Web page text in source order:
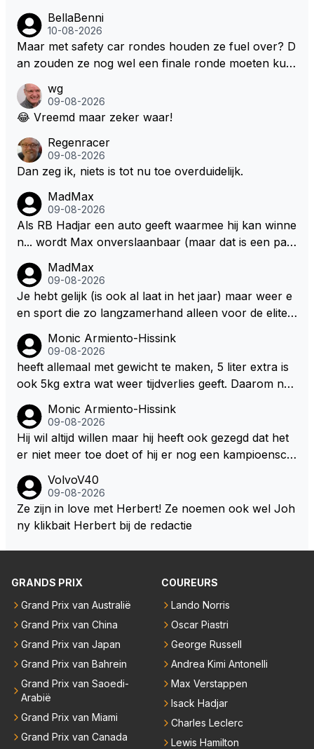
erademing was. Dit zou in de F1 bij elke race moeten
zijn. Stel de auto's worden zoals ik omschreef en M
ax kan helemaal los gaan met zijn talenten, dan zie i
en na het volgende kontrakt.
BellaBenni
10-08-2026
Maar met safety car rondes houden ze fuel over? D
an zouden ze nog wel een finale ronde moeten kun
wg
09-08-2026
😂 Vreemd maar zeker waar!
Regenracer
09-08-2026
Dan zeg ik, niets is tot nu toe overduidelijk.
MadMax
09-08-2026
Als RB Hadjar een auto geeft waarmee hij kan winne
n... wordt Max onverslaanbaar (maar dat is een par
MadMax
09-08-2026
Je hebt gelijk (is ook al laat in het jaar) maar weer e
en sport die zo langzamerhand alleen voor de elite t
Monic Armiento-Hissink
09-08-2026
heeft allemaal met gewicht te maken, 5 liter extra is
ook 5kg extra wat weer tijdverlies geeft. Daarom ne
auto, het is extra gewicht plus na 15 minuten is het h
ete thee geworden.
Monic Armiento-Hissink
09-08-2026
Hij wil altijd willen maar hij heeft ook gezegd dat het
er niet meer toe doet of hij er nog een kampioensch
ioen is hij al, dat zal zijn leven niet veranderen. Hij wi
l in de eerste plaats races winnen met de eigen moto
r van RB. Dat zijn zijn eigen uitspraken in een van de
e goede richting in gestuurd worden. Als hij perse uit
er bij RB vertrokken.
VolvoV40
09-08-2026
Ze zijn in love met Herbert! Ze noemen ook wel Joh
ny klikbait Herbert bij de redactie
GRANDS PRIX
Grand Prix van Australië
Grand Prix van China
Grand Prix van Japan
Grand Prix van Bahrein
Grand Prix van Saoedi-
Arabië
Grand Prix van Miami
Grand Prix van Canada
COUREURS
Lando Norris
Oscar Piastri
George Russell
Andrea Kimi Antonelli
Max Verstappen
Isack Hadjar
Charles Leclerc
Lewis Hamilton